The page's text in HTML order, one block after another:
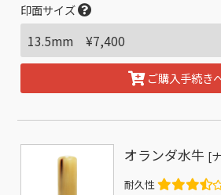
印面サイズ
ご購入手続き
オランダ水牛 [
耐久性